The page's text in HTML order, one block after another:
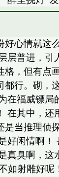
心情就这
层普进，引
，但有点
行。砌，
在福威镖局
其中，还
当推理侦
闲情啊！
真臭啊，这
如射雕好呢